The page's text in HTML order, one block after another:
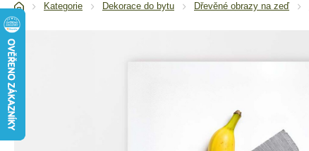
Kategorie Dekorace do bytu Dřevěné obrazy na zeď